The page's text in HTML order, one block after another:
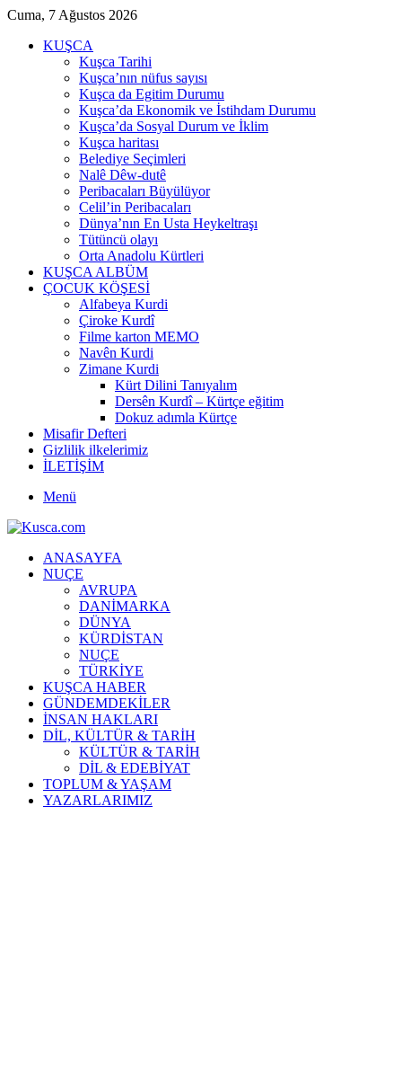
Cuma, 7 Ağustos 2026
KUŞCA
Kuşca Tarihi
Kuşca’nın nüfus sayısı
Kuşca da Egitim Durumu
Kuşca’da Ekonomik ve İstihdam Durumu
Kuşca’da Sosyal Durum ve İklim
Kuşca haritası
Belediye Seçimleri
Nalê Dêw-dutê
Peribacaları Büyülüyor
Celil’in Peribacaları
Dünya’nın En Usta Heykeltraşı
Tütüncü olayı
Orta Anadolu Kürtleri
KUŞCA ALBÜM
ÇOCUK KÖŞESİ
Alfabeya Kurdi
Çiroke Kurdî
Filme karton MEMO
Navên Kurdi
Zimane Kurdi
Kürt Dilini Tanıyalım
Dersên Kurdî – Kürtçe eğitim
Dokuz adımla Kürtçe
Misafir Defteri
Gizlilik ilkelerimiz
İLETİŞİM
Menü
ANASAYFA
NUÇE
AVRUPA
DANİMARKA
DÜNYA
KÜRDİSTAN
NUÇE
TÜRKİYE
KUŞCA HABER
GÜNDEMDEKİLER
İNSAN HAKLARI
DİL, KÜLTÜR & TARİH
KÜLTÜR & TARİH
DİL & EDEBİYAT
TOPLUM & YAŞAM
YAZARLARIMIZ